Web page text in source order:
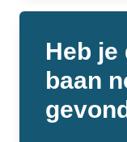
Heb je
baan